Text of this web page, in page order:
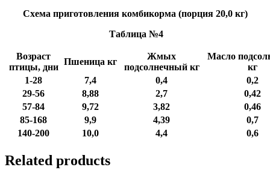
Схема приготовления комбикорма (порция 20,0 кг)
Таблица №4
Возраст
птицы, дни
Пшеница кг
Жмых
подсолнечный кг
Масло
кг
1-28
7,4 0,4
0,2
29-56
8,88 2,7
0,42
57-84
9,72 3,82
0,46
85-168
9,9 4,39
0,7
140-200
10,0 4,4 0,6
Related products